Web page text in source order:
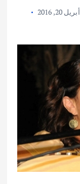
أبريل 20, 2016